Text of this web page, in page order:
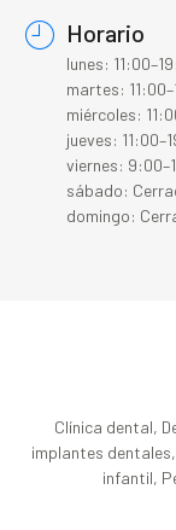
Horario
lunes:
martes:
miércoles:
jueves:
viernes:
sábado:
domingo:
Clínica dental,
implantes
infantil,